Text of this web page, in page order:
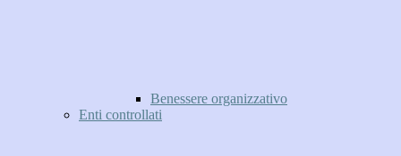
Benessere organizzativo
Enti controllati